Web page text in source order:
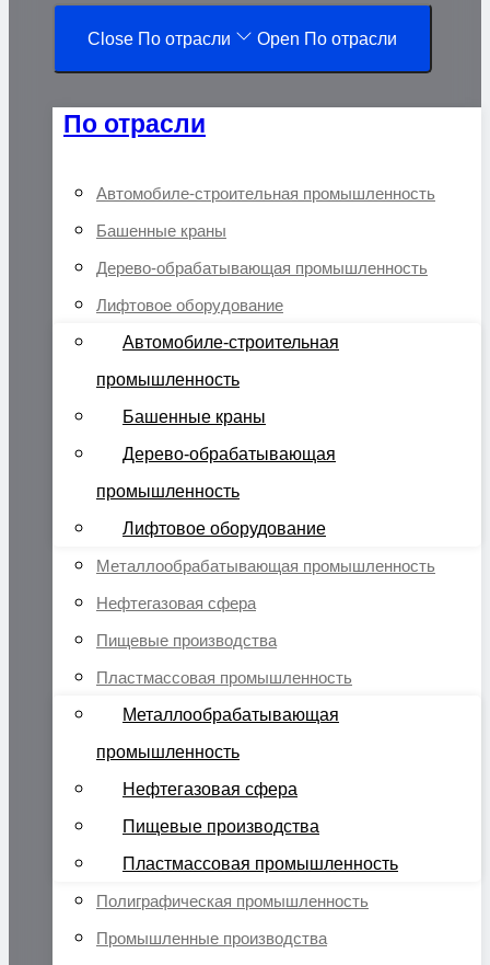
Close По отрасли Open По отрасли
По отрасли
Автомобиле-строительная промышленность
Башенные краны
Дерево-обрабатывающая промышленность
Лифтовое оборудование
Автомобиле-строительная
промышленность
Башенные краны
Дерево-обрабатывающая
промышленность
Лифтовое оборудование
Металлообрабатывающая промышленность
Нефтегазовая сфера
Пищевые производства
Пластмассовая промышленность
Металлообрабатывающая
промышленность
Нефтегазовая сфера
Пищевые производства
Пластмассовая промышленность
Полиграфическая промышленность
Промышленные производства